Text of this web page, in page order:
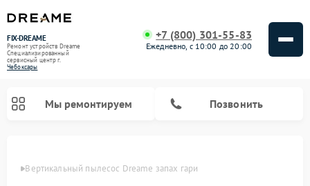
FIX-DREAME
Ремонт устройств Dreame
Специализированный
cервисный центр г.
Чебоксары
+7 (800) 301-55-83
Ежедневно, с 10:00 до 20:00
Мы ремонтируем Позвонить
Вертикальный пылесос Dreame запах гари